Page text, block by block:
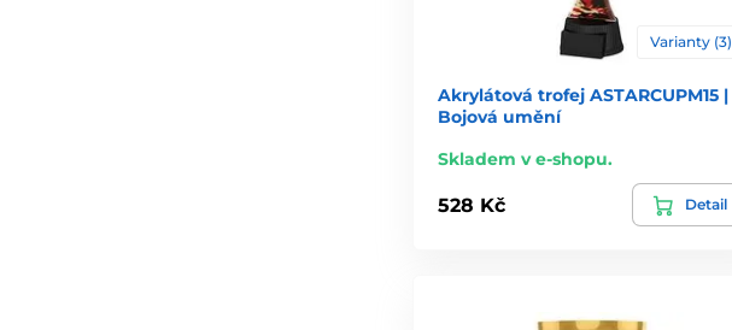
Varianty (3)
Akrylátová trofej ASTARCUPM15 |
Bojová umění
Skladem v e-shopu.
528 Kč Detail